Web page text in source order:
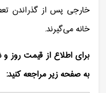
خارجی پس از گذراندن
خانه می‌گیرند.
برای اطلاع از قیمت روز
به صفحه زیر مراجعه کنید: